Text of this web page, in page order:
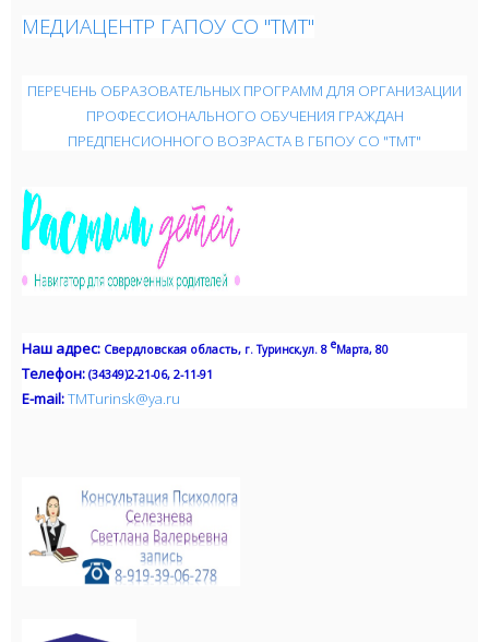
МЕДИАЦЕНТР ГАПОУ СО "ТМТ"
ПЕРЕЧЕНЬ ОБРАЗОВАТЕЛЬНЫХ ПРОГРАММ ДЛЯ ОРГАНИЗАЦИИ
ПРОФЕССИОНАЛЬНОГО ОБУЧЕНИЯ ГРАЖДАН
ПРЕДПЕНСИОННОГО ВОЗРАСТА В ГБПОУ СО "ТМТ"
Наш адрес: Свердловская область, г. Туринск,ул. 8 еМарта, 80
Телефон: (34349)2-21-06, 2-11-91
Е-mail:TMTurinsk@ya.ru